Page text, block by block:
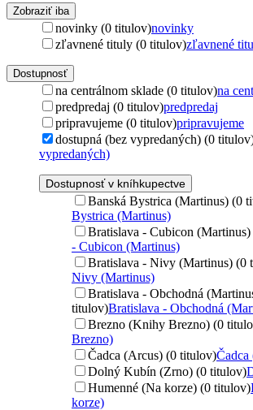
Zobraziť iba
novinky (0 titulov)novinky
zľavnené tituly (0 titulov)zľavnené
Dostupnosť
na centrálnom sklade (0 titulov)na
predpredaj (0 titulov)predpredaj
pripravujeme (0 titulov)pripravujeme
dostupná (bez vypredaných) (0
vypredaných)
Dostupnosť v kníhkupectve
Banská Bystrica (Martinus) (0
Bystrica (Martinus)
Bratislava - Cubicon
- Cubicon (Martinus)
Bratislava - Nivy (Martinus) (0
Nivy (Martinus)
Bratislava - Obchodná
titulov)Bratislava - Obchodná
Brezno (Knihy Brezno) (0
Brezno)
Čadca (Arcus) (0 titulov)
Dolný Kubín (Zrno) (0 titulov)
Humenné (Na korze) (0 titulov)
korze)